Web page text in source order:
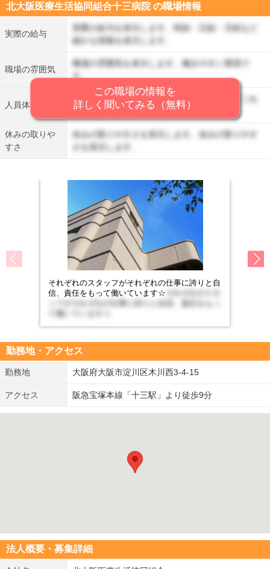
北大阪医療生活協同組合十三病院 の職場情報
実際の給与
実際の給与を表示します。時給・日給・月給など
細かな情報を表示します。
職場の雰囲気
職場の雰囲気を表示します。働きやすい環境で
す。
人員体制
人員体制を表示します。丁寧に仕事を教えてくれ
る先輩がいます。
休みの取りや
すさ
休みの取りやすさを表示します。休みの取りやす
さを表示します。
この職場の情報を
詳しく聞いてみる（無料）
それぞれのスタッフがそれぞれの仕事に誇りと自
信、責任をもって働いています☆ それぞれのスタ
ッフがそれぞれの仕事に誇りと自信、責任をもっ
て働いています☆
勤務地・アクセス
勤務地 大阪府大阪市淀川区木川西3-4-15
アクセス 阪急宝塚本線「十三駅」より徒歩9分
法人概要・募集詳細